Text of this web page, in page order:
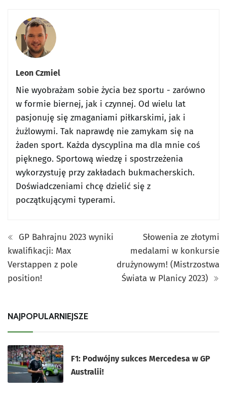
Leon Czmiel
Nie wyobrażam sobie życia bez sportu - zarówno
w formie biernej, jak i czynnej. Od wielu lat
pasjonuję się zmaganiami piłkarskimi, jak i
żużlowymi. Tak naprawdę nie zamykam się na
żaden sport. Każda dyscyplina ma dla mnie coś
pięknego. Sportową wiedzę i spostrzeżenia
wykorzystuję przy zakładach bukmacherskich.
Doświadczeniami chcę dzielić się z
początkującymi typerami.
GP Bahrajnu 2023 wyniki
kwalifikacji: Max
Verstappen z pole
position!
Słowenia ze złotymi
medalami w konkursie
drużynowym! (Mistrzostwa
Świata w Planicy 2023)
NAJPOPULARNIEJSZE
F1: Podwójny sukces Mercedesa w GP
Australii!